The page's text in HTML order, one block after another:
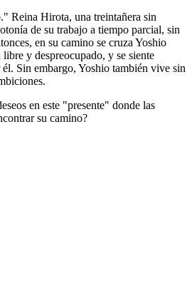
Reina Hirota, una treintañera sin
de su trabajo a tiempo parcial, sin
en su camino se cruza Yoshio
y despreocupado, y se siente
Sin embargo, Yoshio también vive sin
en este "presente" donde las
su camino?